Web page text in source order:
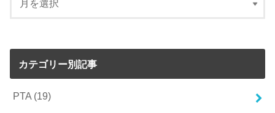
カテゴリー別記事
PTA (19)